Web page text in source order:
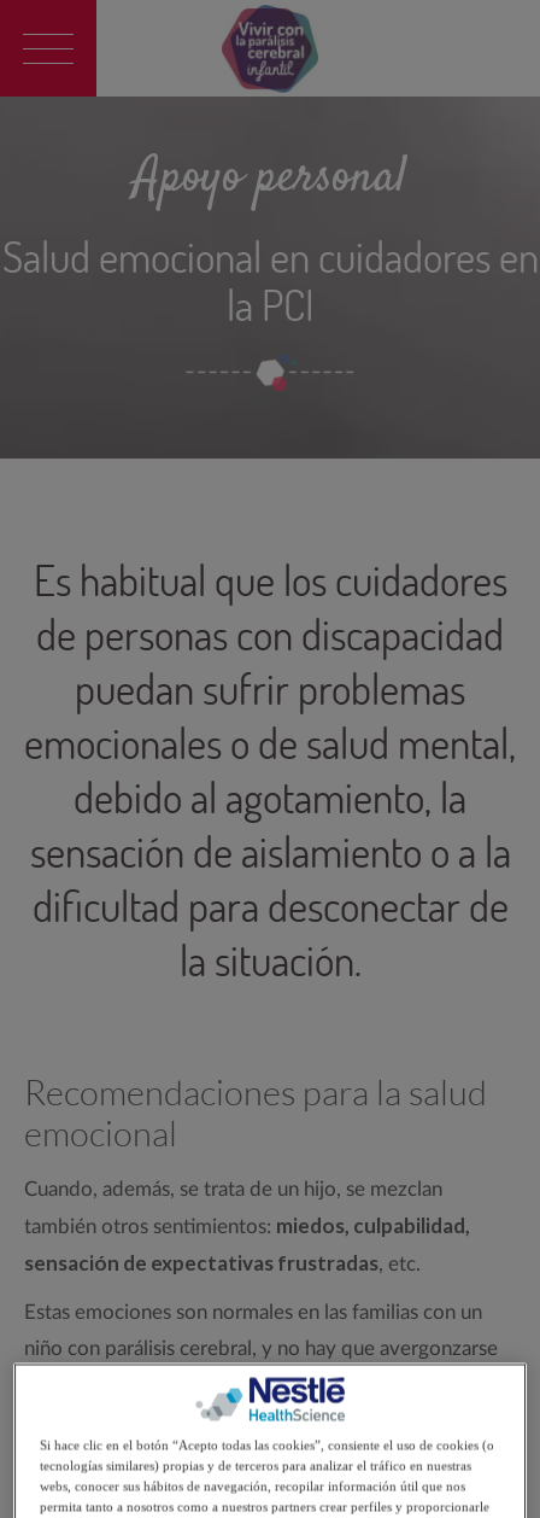
navigation
Apoyo personal
Salud emocional en cuidadores en
la PCI
Es habitual que los cuidadores
de personas con discapacidad
puedan sufrir problemas
emocionales o de salud mental,
debido al agotamiento, la
sensación de aislamiento o a la
dificultad para desconectar de
la situación.
Recomendaciones para la salud
emocional
Cuando, además, se trata de un hijo, se mezclan
también otros sentimientos: miedos, culpabilidad,
sensación de expectativas frustradas, etc.
Estas emociones son normales en las familias con un
niño con parálisis cerebral, y no hay que avergonzarse
por ello. Por el contrario, es preferible aceptarlas y
Si hace clic en el botón “Acepto todas las cookies”, consiente el uso de cookies (o
tecnologías similares) propias y de terceros para analizar el tráfico en nuestras
webs, conocer sus hábitos de navegación, recopilar información útil que nos
permita tanto a nosotros como a nuestros partners crear perfiles y proporcionarle